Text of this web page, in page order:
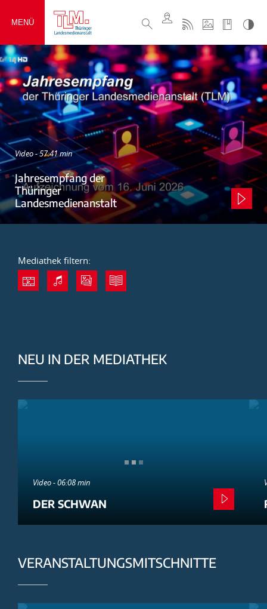
MENÜ
Video - 57:41 min
Jahresempfang der
Thüringer
Landesmedienanstalt
Mediathek filtern:
NEU IN DER MEDIATHEK
Video - 06:08 min
DER SCHWAN
VERANSTALTUNGSMITSCHNITTE